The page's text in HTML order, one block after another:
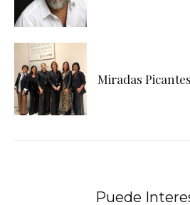
Miradas Picantes
Puede